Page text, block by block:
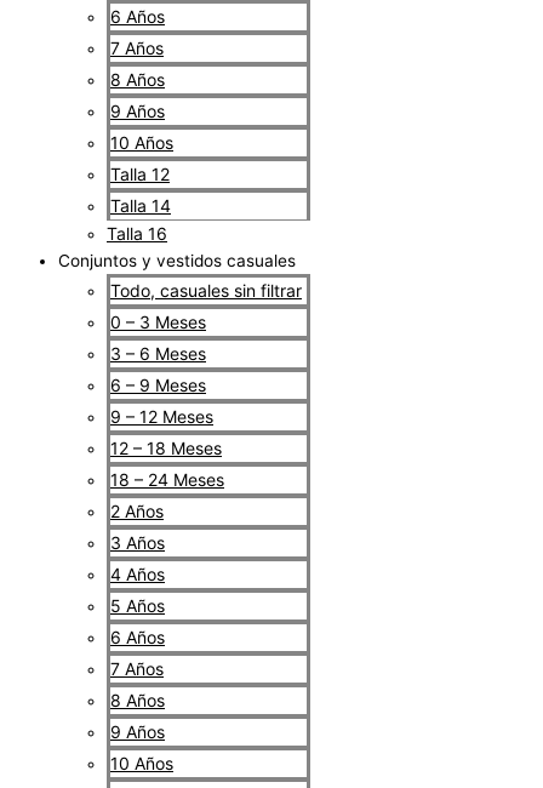
6 Años
7 Años
8 Años
9 Años
10 Años
Talla 12
Talla 14
Talla 16
Conjuntos y vestidos casuales
Todo, casuales sin filtrar
0 – 3 Meses
3 – 6 Meses
6 – 9 Meses
9 – 12 Meses
12 – 18 Meses
18 – 24 Meses
2 Años
3 Años
4 Años
5 Años
6 Años
7 Años
8 Años
9 Años
10 Años